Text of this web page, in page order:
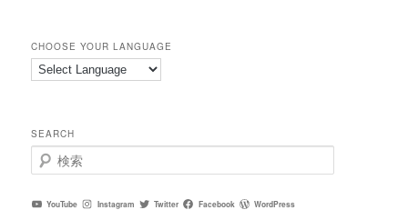
CHOOSE YOUR LANGUAGE
SEARCH
検
索
YouTube Instagram Twitter Facebook WordPress